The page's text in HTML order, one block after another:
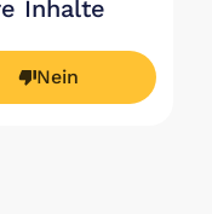
Inhalte
Nein